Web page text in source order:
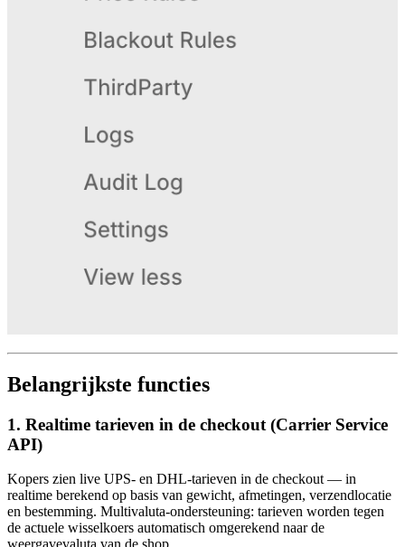
Belangrijkste functies
1. Realtime tarieven in de checkout (Carrier Service
API)
Kopers zien live UPS- en DHL-tarieven in de checkout — in
realtime berekend op basis van gewicht, afmetingen, verzendlocatie
en bestemming. Multivaluta-ondersteuning: tarieven worden tegen
de actuele wisselkoers automatisch omgerekend naar de